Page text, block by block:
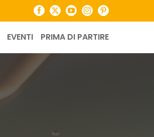
Facebook
X YouTubeInstagramPinterest
EVENTI PRIMA DI PARTIRE